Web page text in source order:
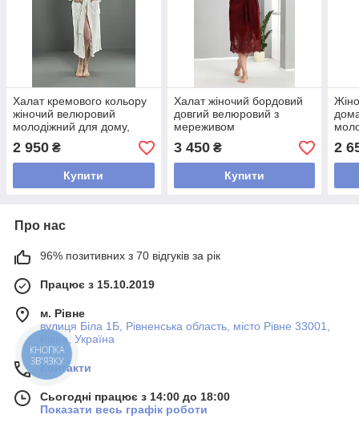
Халат кремового кольору
жіночий велюровий
молодіжний для дому,
турецький халат жіночий
домашній елегантний
Nusa
2 950 ₴
Купити
Халат жіночий бордовий
довгий велюровий з
мереживом
довгий халат гарний після
душу
3 450₴
Купити
2
Про нас
96% позитивних з 70 відгуків за рік
Працює з 15.10.2019
м. Рівне
вулиця Біла 1Б, Рівненська область, місто Рівне 33001,
Рівне, Україна
Контакти
Сьогодні працює з 14:00 до 18:00
Показати весь графік роботи
КНОПКА
ЗВ'ЯЗКУ